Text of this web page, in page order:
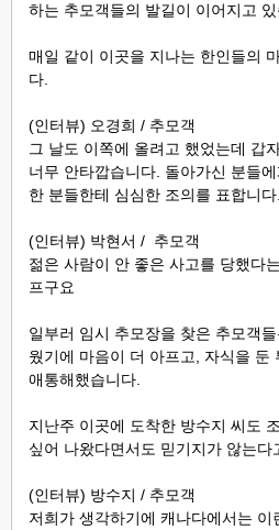
하는 추모객들의 발길이 이어지고
매일 같이 이곳을 지나는 한인들의
다.
(인터뷰) 오경희 / 추모객
그 날도 이쪽에 올려고 했었는데 갑
너무 안타깝습니다. 돌아가신 분들
한 분들한테 심심한 조의를 표합니다.
(인터뷰) 박현서 / 추모객
젊은 사람이 안 좋은 사고를 당했다
프구요
일부러 임시 추모장을 찾은 추모객
웠기에 마음이 더 아프고, 자식을 둔
애통해했습니다.
지난주 이곳에 도착한 방수지 씨도
싶어 나왔다면서도 믿기지가 않는
(인터뷰) 방수지 / 추모객
저희가 생각하기에 캐나다에서는